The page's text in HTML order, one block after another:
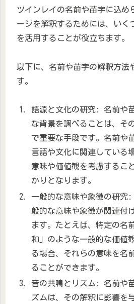
ツインレイの名前や苗字に込め
ージを解釈するためには、いく
を活用することが役立ちます。
以下に、名前や苗字の解釈方法
す。
語源と文化の研究: 名前や
な背景を調べることは、そ
で重要な手段です。名前や
言語や文化に関連している
意味や価値観を考慮するこ
かりとなります。
一般的な意味や象徴の研究
般的な意味や象徴が関連付
ます。たとえば、特定の名
和」のような一般的な価値
る場合、それらの意味を名
ることができます。
音の共鳴とリズム: 名前や
ズムは、その解釈に影響を